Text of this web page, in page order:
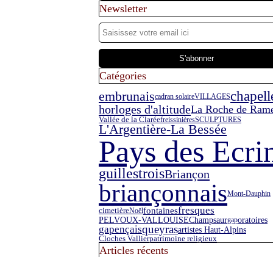
Newsletter
Catégories
embrunaiscadran solaireVILLAGES
horloges d'altitudeLa Roche de
Vallée de la ClaréefreissinièresSCULPTURES
L'Argentière-La Bessée
Pays des
guillestroisBriançon
briançonnaisMont-Dauphin
cimetièreNoëlfontainesfresques
PELVOUX-VALLOUISEChampsaurgaporatoires
gapençaisqueyrasartistes Haut-Alpins
Cloches Vallierpatrimoine religieux
Articles récents